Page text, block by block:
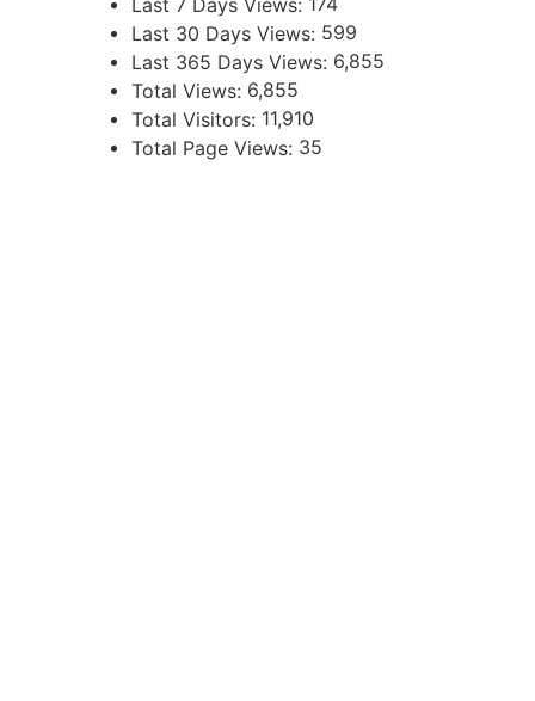
Last 7 Days Views:
Last 30 Days Views: 599
Last 365 Days Views: 6,855
Total Views: 6,855
Total Visitors: 11,910
Total Page Views: 35